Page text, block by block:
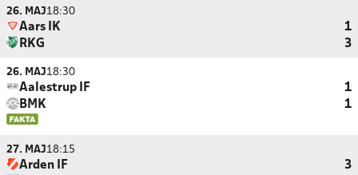
26. MAJ18:30
Aars IK
1
RKG
3
26. MAJ18:30
Aalestrup IF
1
BMK
1
27. MAJ18:15
Arden IF
3